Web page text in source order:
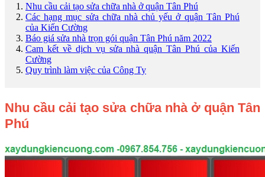
Nhu cầu cải tạo sửa chữa nhà ở quận Tân Phú
Các hạng mục sửa chữa nhà chủ yếu ở quận Tân Phú
của Kiến Cường
Báo giá sửa nhà trọn gói quận Tân Phú năm 2022
Cam kết về dịch vụ sửa nhà quận Tân Phú của Kiến
Cường
Quy trình làm việc của Công Ty
Nhu cầu cải tạo sửa chữa nhà ở quận Tân
Phú